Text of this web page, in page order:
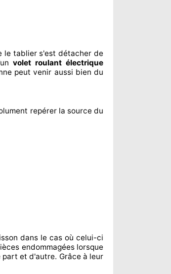
le tablier s'est détacher de
volet roulant électrique
peut venir aussi bien du
repérerla sourcedu
dans le cas où celui-ci
endommagéeslorsque
part et d'autre. Grâce à leur